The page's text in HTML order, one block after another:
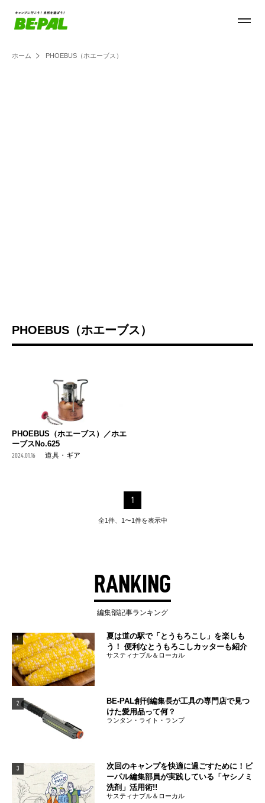
ホーム PHOEBUS（ホエーブス）
PHOEBUS（ホエーブス）
PHOEBUS（ホエーブス）／ホエ
ーブスNo.625
2024.01.16 道具・ギア
1
全1件、1〜1件を表示中
RANKING
編集部記事ランキング
1
夏は道の駅で「とうもろこし」を楽しも
う！ 便利なとうもろこしカッターも紹介
サスティナブル＆ローカル
2
BE-PAL創刊編集長が工具の専門店で見つ
けた愛用品って何？
ランタン・ライト・ランプ
3
次回のキャンプを快適に過ごすために！ビ
ーパル編集部員が実践している「ヤシノミ
洗剤」活用術!!
サスティナブル＆ローカル